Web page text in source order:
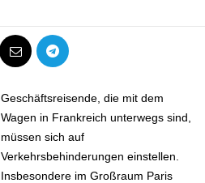
Geschäftsreisende, die mit dem
Wagen in Frankreich unterwegs sind,
müssen sich auf
Verkehrsbehinderungen einstellen.
Insbesondere im Großraum Paris